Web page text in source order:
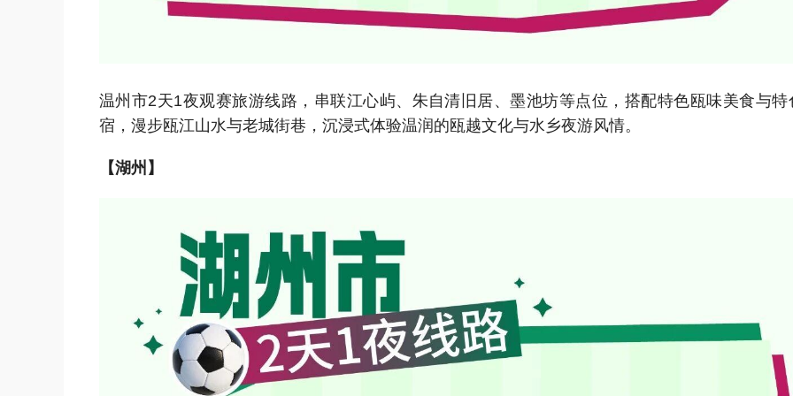
温州市2天1夜观赛旅游线路，串联江心屿、朱自清旧居、墨池坊等点位，搭配特色瓯味美食与特
宿，漫步瓯江山水与老城街巷，沉浸式体验温润的瓯越文化与水乡夜游风情。
【湖州】